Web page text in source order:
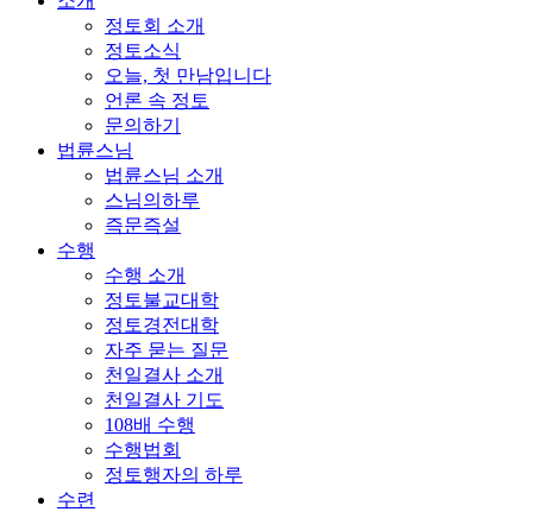
정토회 소개
정토소식
오늘, 첫 만남입니다
언론 속 정토
문의하기
법륜스님
법륜스님 소개
스님의하루
즉문즉설
수행
수행 소개
정토불교대학
정토경전대학
자주 묻는 질문
천일결사 소개
천일결사 기도
108배 수행
수행법회
정토행자의 하루
수련